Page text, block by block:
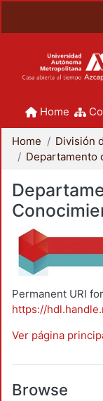
Home
Home
Permanent URI
https://
Ver página
Browse